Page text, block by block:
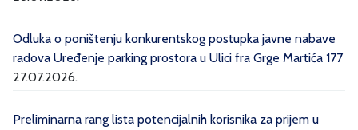
Odluka o poništenju konkurentskog postupka javne nabave
radova Uređenje parking prostora u Ulici fra Grge Martića 177
27.07.2026.
Preliminarna rang lista potencijalnih korisnika za prijem u